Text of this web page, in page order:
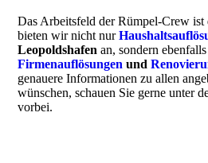
Das Arbeitsfeld der Rümpel-Crew
bieten wir nicht nur
Leopoldshafen an, sondern
Firmenauflösungen und
genauere Informationen zu allen
wünschen, schauen Sie gerne unter
vorbei.
SEHR
5,00 /
148